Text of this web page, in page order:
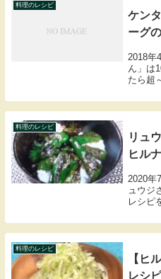
料理のレシピ
ケン
ーグ
2018年
ん」は
たら超
汁たっ
家秘伝
料理のレシピ
リュ
ヒル
2020年
ュウジ
レシピ
したの
料理のレシピ
【ヒ
レシ